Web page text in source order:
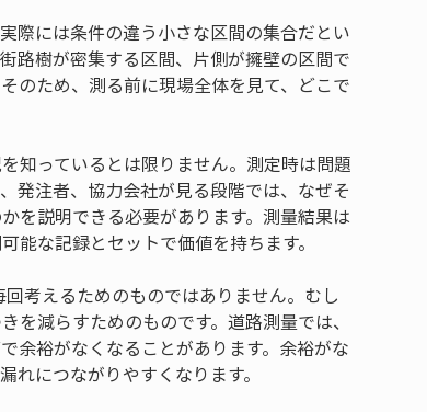
際には条件の違う小さな区間の集合だとい
路樹が密集する区間、片側が擁壁の区間で
のため、測る前に現場全体を見て、どこで
知っているとは限りません。測定時は問題
発注者、協力会社が見る段階では、なぜそ
を説明できる必要があります。測量結果は
能な記録とセットで価値を持ちます。
考えるためのものではありません。むし
減らすためのものです。道路測量では、
余裕がなくなることがあります。余裕がな
れにつながりやすくなります。